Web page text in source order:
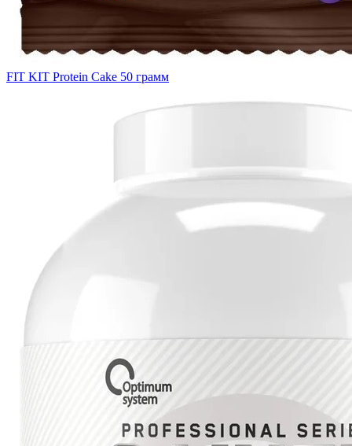
FIT KIT Protein Cake 50 грамм